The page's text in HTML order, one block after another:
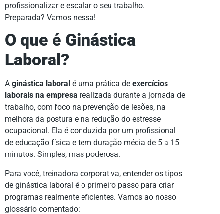
profissionalizar e escalar o seu trabalho.
Preparada? Vamos nessa!
O que é Ginástica
Laboral?
A ginástica laboral é uma prática de exercícios
laborais na empresa realizada durante a jornada de
trabalho, com foco na prevenção de lesões, na
melhora da postura e na redução do estresse
ocupacional. Ela é conduzida por um profissional
de educação física e tem duração média de 5 a 15
minutos. Simples, mas poderosa.
Para você, treinadora corporativa, entender os tipos
de ginástica laboral é o primeiro passo para criar
programas realmente eficientes. Vamos ao nosso
glossário comentado: